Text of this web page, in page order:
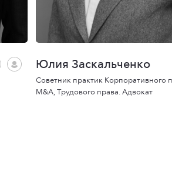
Юлия Заскальченко
Советник практик Корпоративного
M&A, Трудового права. Адвокат